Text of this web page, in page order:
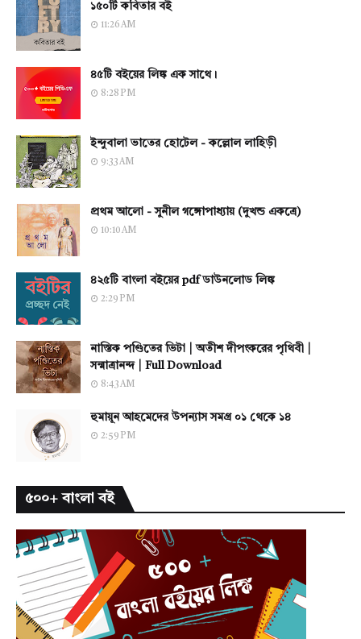
১৫০টি কবিতার বই
11:26 AM
৪৫টি বইয়ের লিঙ্ক এক সাথে।
8:28 PM
ইন্দুবালা ভাতের হোটেল - কল্লোল লাহিড়ী
9:33 AM
প্রথম আলো - সুনীল গঙ্গোপাধ্যায় (দুখন্ড একত্রে)
10:10 AM
৪২৫টি বাংলা বইয়ের pdf ডাউনলোড লিঙ্ক
2:29 PM
নাস্তিক পণ্ডিতের ভিটা | অতীশ দীপংকরের পৃথিবী |
সন্মাত্রানন্দ | Full Download
8:43 AM
হুমায়ূন আহমেদের উপন্যাস সমগ্র ০১ থেকে ১৪
2:59 PM
৫০০+ বাংলা বই